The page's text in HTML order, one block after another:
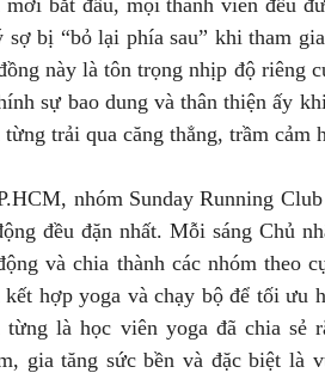
bắt đầu, mọi thành viên đều
sợ bị “bỏ lại phía sau” khi tham
này là tôn trọng nhịp độ riêng
sự bao dung và thân thiện ấy
trải qua căng thẳng, trầm cảm
nhóm Sunday Running
đều đặn nhất. Mỗi sáng Chủ
và chia thành các nhóm theo
hợp yoga và chạy bộ để tối ưu
từng là học viên yoga đã chia sẻ
gia tăng sức bền và đặc biệt là